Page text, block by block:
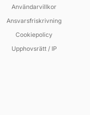
Användarvillkor
Ansvarsfriskrivning
Cookiepolicy
Upphovsrätt / IP